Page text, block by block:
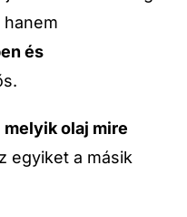
és
melyik olaj mire
egyiket a másik